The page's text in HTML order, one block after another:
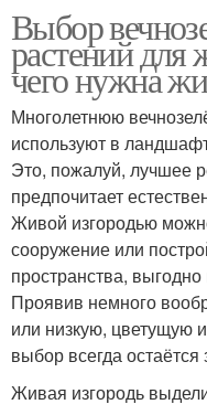
Выбор
растений для
чего нужна
Многолетнюю
используют в
Это, пожалуй, лучшее
предпочитает
Живой изгородью
сооружение или
пространства,
Проявив немного
или низкую, цветущую
выбор всегда остаётся
Живая изгородь